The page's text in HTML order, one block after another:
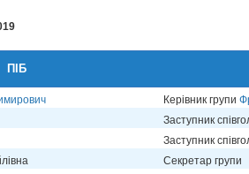
ПІБ
Керівник групи
Заступник
Заступник
Секретар групи